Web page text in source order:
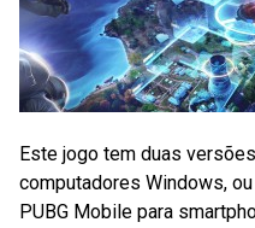
Este jogo tem duas
computadores Windows,
PUBG Mobile para